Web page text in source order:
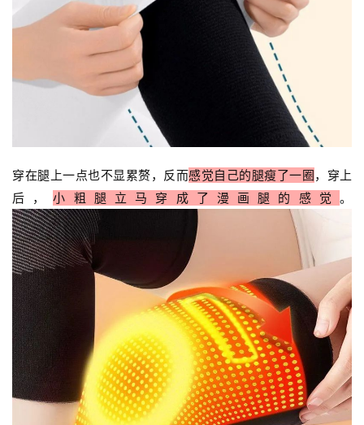
穿在腿上一点也不显累赘，反而感觉自己的腿瘦了一圈 ，穿上
后，小粗腿立马穿成了漫画腿的感觉 。